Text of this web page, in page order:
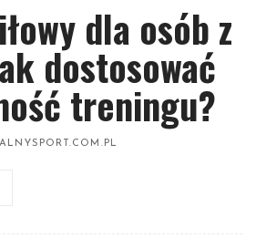
dla osób z
dostosować
treningu?